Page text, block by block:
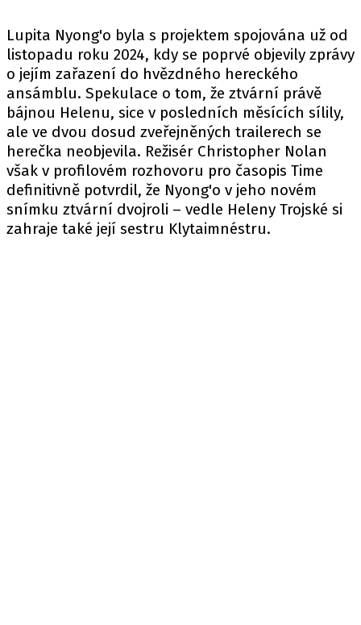
Lupita Nyong'o byla s projektem spojována už od
listopadu roku 2024, kdy se poprvé objevily zprávy
o jejím zařazení do hvězdného hereckého
ansámblu. Spekulace o tom, že ztvární právě
bájnou Helenu, sice v posledních měsících sílily,
ale ve dvou dosud zveřejněných trailerech se
herečka neobjevila. Režisér Christopher Nolan
však v profilovém rozhovoru pro časopis Time
definitivně potvrdil, že Nyong'o v jeho novém
snímku ztvární dvojroli – vedle Heleny Trojské si
zahraje také její sestru Klytaimnéstru.